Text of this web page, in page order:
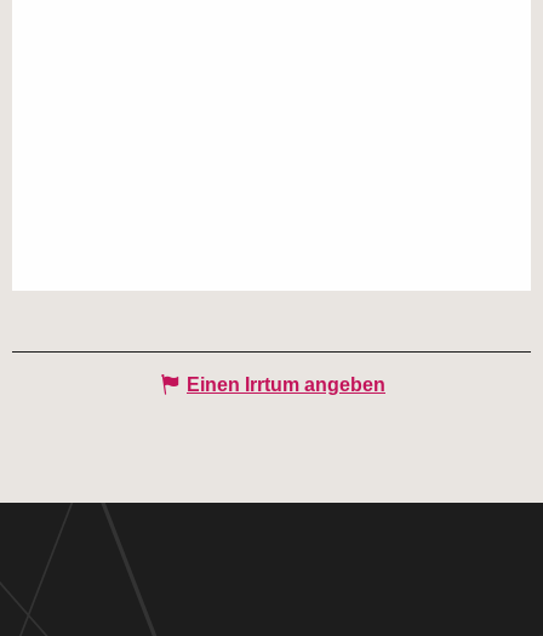
Einen Irrtum angeben